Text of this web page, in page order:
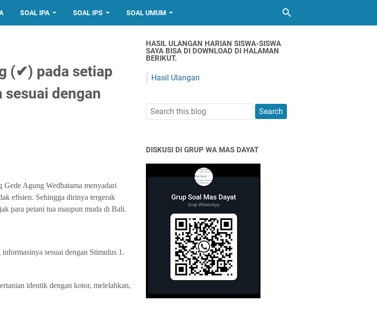
SOAL IPA SOAL IPS SOAL UMUM
(✔) pada setiap
dengan
Agung Wedhatama menyadari
efisien. Sehingga dirinya tergerak
para petani tua maupun muda di Bali.
sesuai dengan Stimulus 1.
identik dengan kotor, melelahkan,
HASIL ULANGAN HARIAN SISWA-SISWA
SAYA BISA DI DOWNLOAD DI HALAMAN
BERIKUT.
Hasil Ulangan
DISKUSI DI GRUP WA MAS DAYAT